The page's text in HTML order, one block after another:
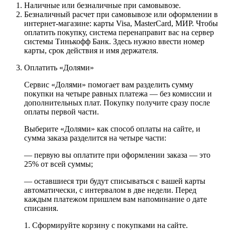
Наличные или безналичные при самовывозе.
Безналичный расчет при самовывозе или оформлении в
интернет-магазине: карты Visa, MasterCard, МИР. Чтобы
оплатить покупку, система перенаправит вас на сервер
системы Тинькофф Банк. Здесь нужно ввести номер
карты, срок действия и имя держателя.
Оплатить «Долями»
Сервис «Долями» помогает вам разделить сумму
покупки на четыре равных платежа — без комиссии и
дополнительных плат. Покупку получите сразу после
оплаты первой части.
Выберите «Долями» как способ оплаты на сайте, и
сумма заказа разделится на четыре части:
— первую вы оплатите при оформлении заказа — это
25% от всей суммы;
— оставшиеся три будут списываться с вашей карты
автоматически, с интервалом в две недели. Перед
каждым платежом пришлем вам напоминание о дате
списания.
1. Сформируйте корзину с покупками на сайте.